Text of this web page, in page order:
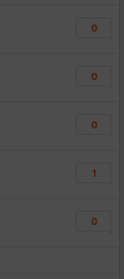
0
0
0
1
0